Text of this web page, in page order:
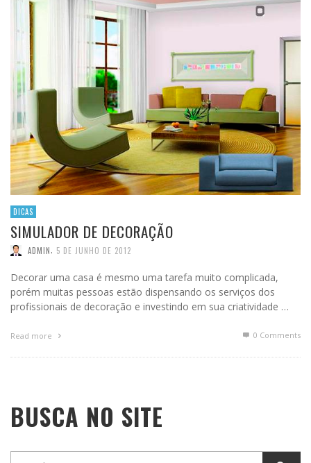
DICAS
SIMULADOR DE DECORAÇÃO
ADMIN 5 DE JUNHO DE 2012
Decorar uma casa é mesmo uma tarefa muito complicada,
porém muitas pessoas estão dispensando os serviços dos
profissionais de decoração e investindo em sua criatividade …
Read more 0 Comments
BUSCA NO SITE